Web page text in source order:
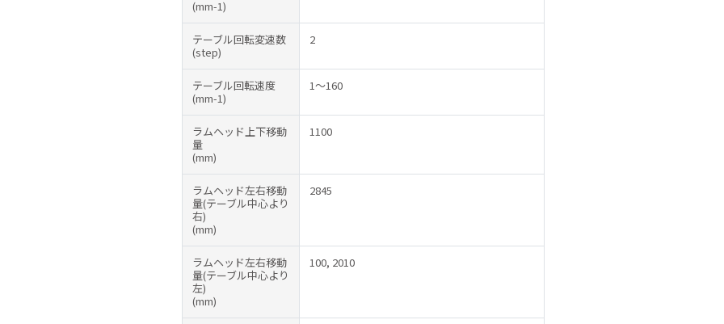
(mm-1)
テーブル回転変速数
(step)
2
テーブル回転速度
(mm-1)
1～160
ラムヘッド上下移動
量
(mm)
1100
ラムヘッド左右移動
量(テーブル中心より
右)
(mm)
2845
ラムヘッド左右移動
量(テーブル中心より
左)
(mm)
100, 2010